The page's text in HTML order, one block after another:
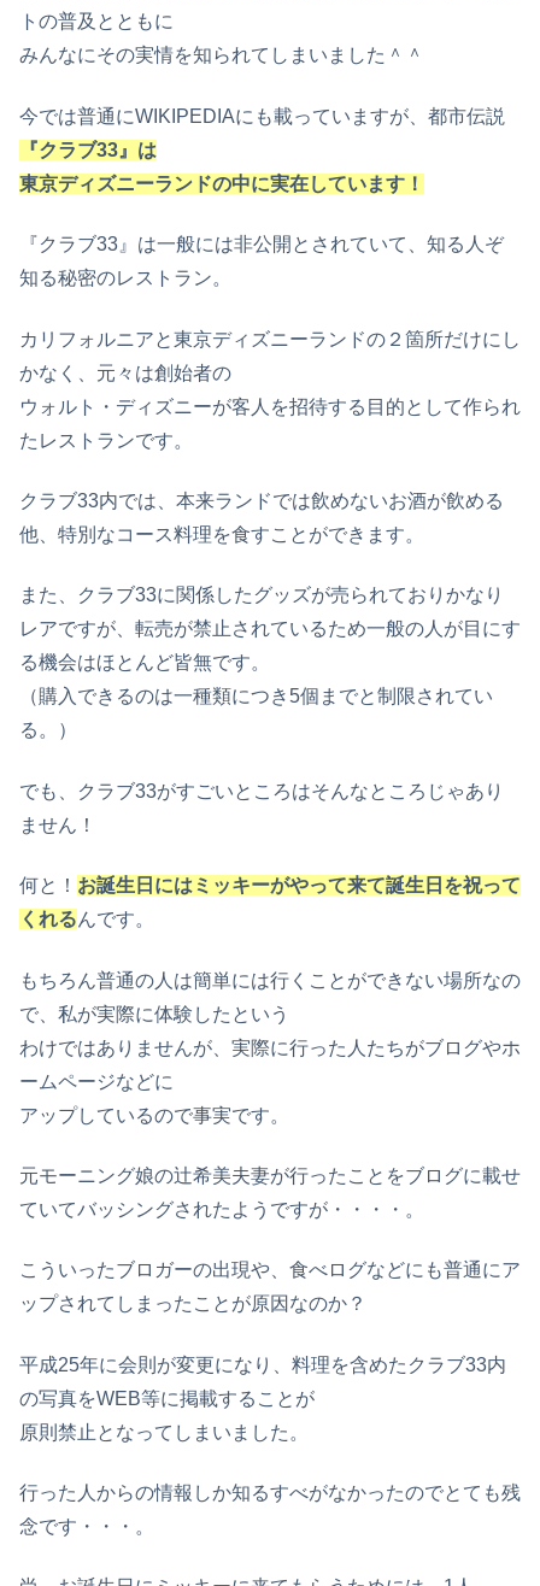
トの普及とともに
みんなにその実情を知られてしまいました＾＾
今では普通にWIKIPEDIAにも載っていますが、都市伝説
『クラブ33』は
東京ディズニーランドの中に実在しています！
『クラブ33』は一般には非公開とされていて、知る人ぞ
知る秘密のレストラン。
カリフォルニアと東京ディズニーランドの２箇所だけにし
かなく、元々は創始者の
ウォルト・ディズニーが客人を招待する目的として作られ
たレストランです。
クラブ33内では、本来ランドでは飲めないお酒が飲める
他、特別なコース料理を食すことができます。
また、クラブ33に関係したグッズが売られておりかなり
レアですが、転売が禁止されているため一般の人が目にす
る機会はほとんど皆無です。
（購入できるのは一種類につき5個までと制限されてい
る。）
でも、クラブ33がすごいところはそんなところじゃあり
ません！
何と！ お誕生日にはミッキーがやって来て誕生日を祝って
くれるんです。
もちろん普通の人は簡単には行くことができない場所なの
で、私が実際に体験したという
わけではありませんが、実際に行った人たちがブログやホ
ームページなどに
アップしているので事実です。
元モーニング娘の辻希美夫妻が行ったことをブログに載せ
ていてバッシングされたようですが・・・・。
こういったブロガーの出現や、食べログなどにも普通にア
ップされてしまったことが原因なのか？
平成25年に会則が変更になり、料理を含めたクラブ33内
の写真をWEB等に掲載することが
原則禁止となってしまいました。
行った人からの情報しか知るすべがなかったのでとても残
念です・・・。